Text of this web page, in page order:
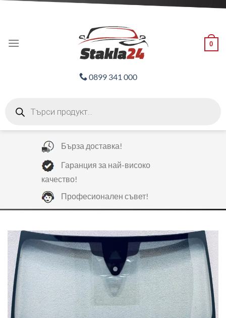
0
0899 341 000
search
Бърза доставка!
Гаранция за най-високо
качество!
Професионален съвет!